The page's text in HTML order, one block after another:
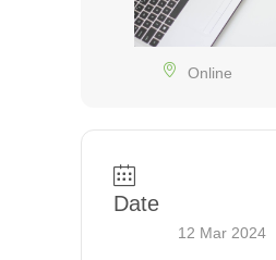
Online
Date
12 Mar 2024